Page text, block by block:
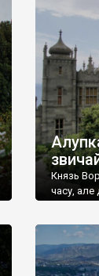
Князь
часу,